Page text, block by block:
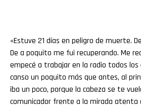
«Estuve 21 días en peligro de muerte.
De a poquito me fui recuperando. Me
empecé a trabajar en la radio todos los
canso un poquito más que antes, al
iba un poco, porque la cabeza se te
comunicador frente a la mirada atenta